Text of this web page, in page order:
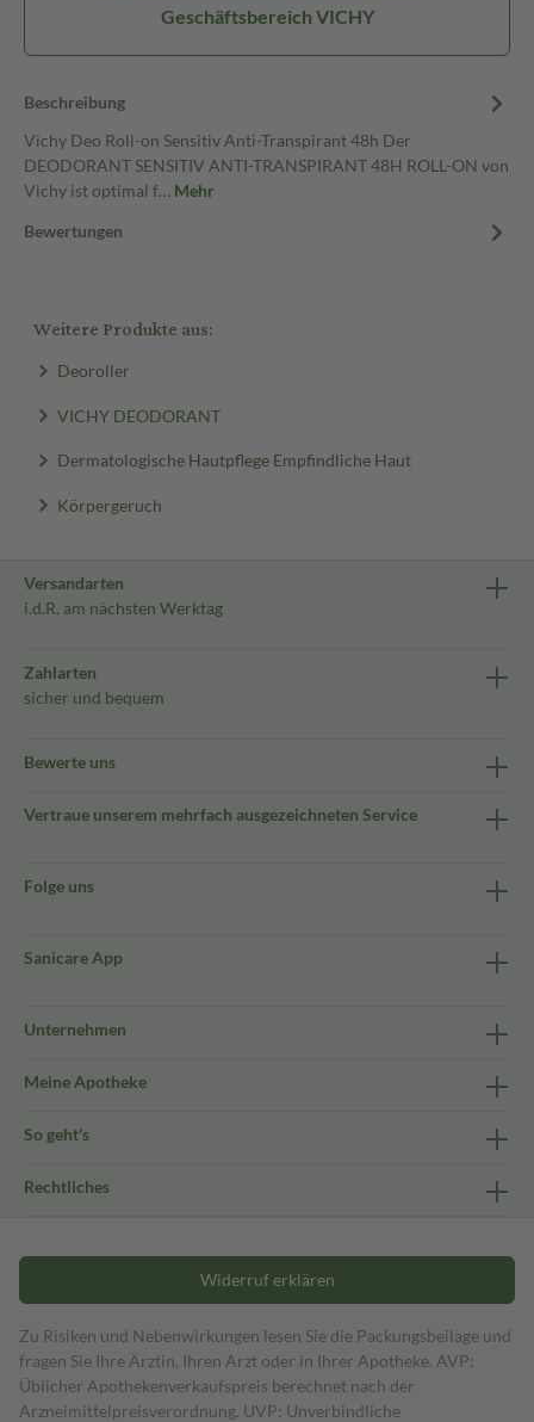
Geschäftsbereich VICHY
Beschreibung
Vichy Deo Roll-on Sensitiv Anti-Transpirant 48h Der
DEODORANT SENSITIV ANTI-TRANSPIRANT 48H ROLL-ON von
Vichy ist optimal f… Mehr
Bewertungen
Weitere Produkte aus:
Deoroller
VICHY DEODORANT
Dermatologische Hautpflege Empfindliche Haut
Körpergeruch
Versandarten
i.d.R. am nächsten Werktag
Zahlarten
sicher und bequem
Bewerte uns
Vertraue unserem mehrfach ausgezeichneten Service
Folge uns
Sanicare App
Unternehmen
Meine Apotheke
So geht's
Rechtliches
Widerruf erklären
Zu Risiken und Nebenwirkungen lesen Sie die Packungsbeilage und
fragen Sie Ihre Ärztin, Ihren Arzt oder in Ihrer Apotheke. AVP:
Üblicher Apothekenverkaufspreis berechnet nach der
Arzneimittelpreisverordnung. UVP: Unverbindliche